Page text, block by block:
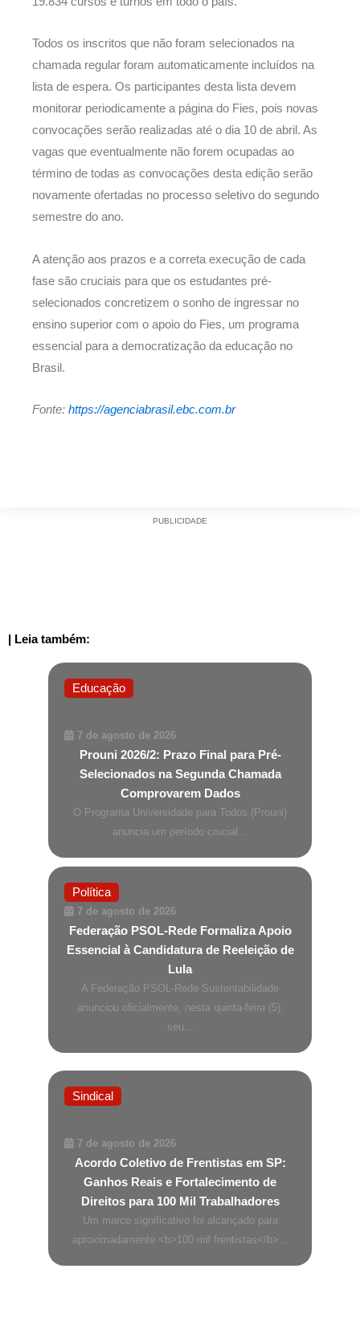
Todos os inscritos que não foram selecionados na
chamada regular foram automaticamente incluídos na
lista de espera. Os participantes desta lista devem
monitorar periodicamente a página do Fies, pois novas
convocações serão realizadas até o dia 10 de abril. As
vagas que eventualmente não forem ocupadas ao
término de todas as convocações desta edição serão
novamente ofertadas no processo seletivo do segundo
semestre do ano.
A atenção aos prazos e a correta execução de cada
fase são cruciais para que os estudantes pré-
selecionados concretizem o sonho de ingressar no
ensino superior com o apoio do Fies, um programa
essencial para a democratização da educação no
Brasil.
Fonte: https://agenciabrasil.ebc.com.br
PUBLICIDADE
| Leia também:
Educação
7 de agosto de 2026
Prouni 2026/2: Prazo Final para Pré-
Selecionados na Segunda Chamada
Comprovarem Dados
O Programa Universidade para Todos (Prouni)
anuncia um período crucial...
Política
7 de agosto de 2026
Federação PSOL-Rede Formaliza Apoio
Essencial à Candidatura de Reeleição de
Lula
A Federação PSOL-Rede Sustentabilidade
anunciou oficialmente, nesta quinta-feira (5),
seu...
Sindical
7 de agosto de 2026
Acordo Coletivo de Frentistas em SP:
Ganhos Reais e Fortalecimento de
Direitos para 100 Mil Trabalhadores
Um marco significativo foi alcançado para
aproximadamente <b>100 mil frentistas</b>...